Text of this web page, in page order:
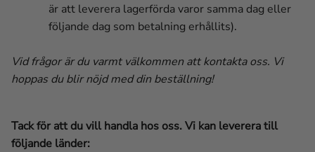
är att leverera lagerförda varor samma dag eller
följande dag som betalning erhållits).
Vid frågor är du varmt välkommen att kontakta oss. Vi
hoppas du blir nöjd med din beställning!
Tack för att du vill handla hos oss. Vi kan leverera till
följande länder: